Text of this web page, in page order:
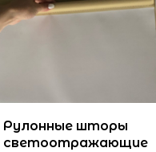
Рулонные шторы
светоотражающие